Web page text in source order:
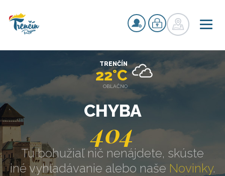
CHYBA
404
Tu bohužiaľ nič nenájdete, skúste
iné vyhľadávanie alebo naše Novinky.
TRENČÍN
22°C
OBLAČNO